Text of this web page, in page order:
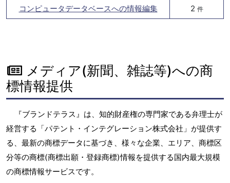
コンピュータデータベースへの情報編集 2 件
メディア(新聞、雑誌等)への商
標情報提供
『ブランドテラス』は、知的財産権の専門家である弁理士が
経営する「パテント・インテグレーション株式会社」が提供す
る、最新の商標データに基づき、様々な企業、エリア、商標区
分等の商標(商標出願・登録商標)情報を提供する国内最大規模
の商標情報サービスです。